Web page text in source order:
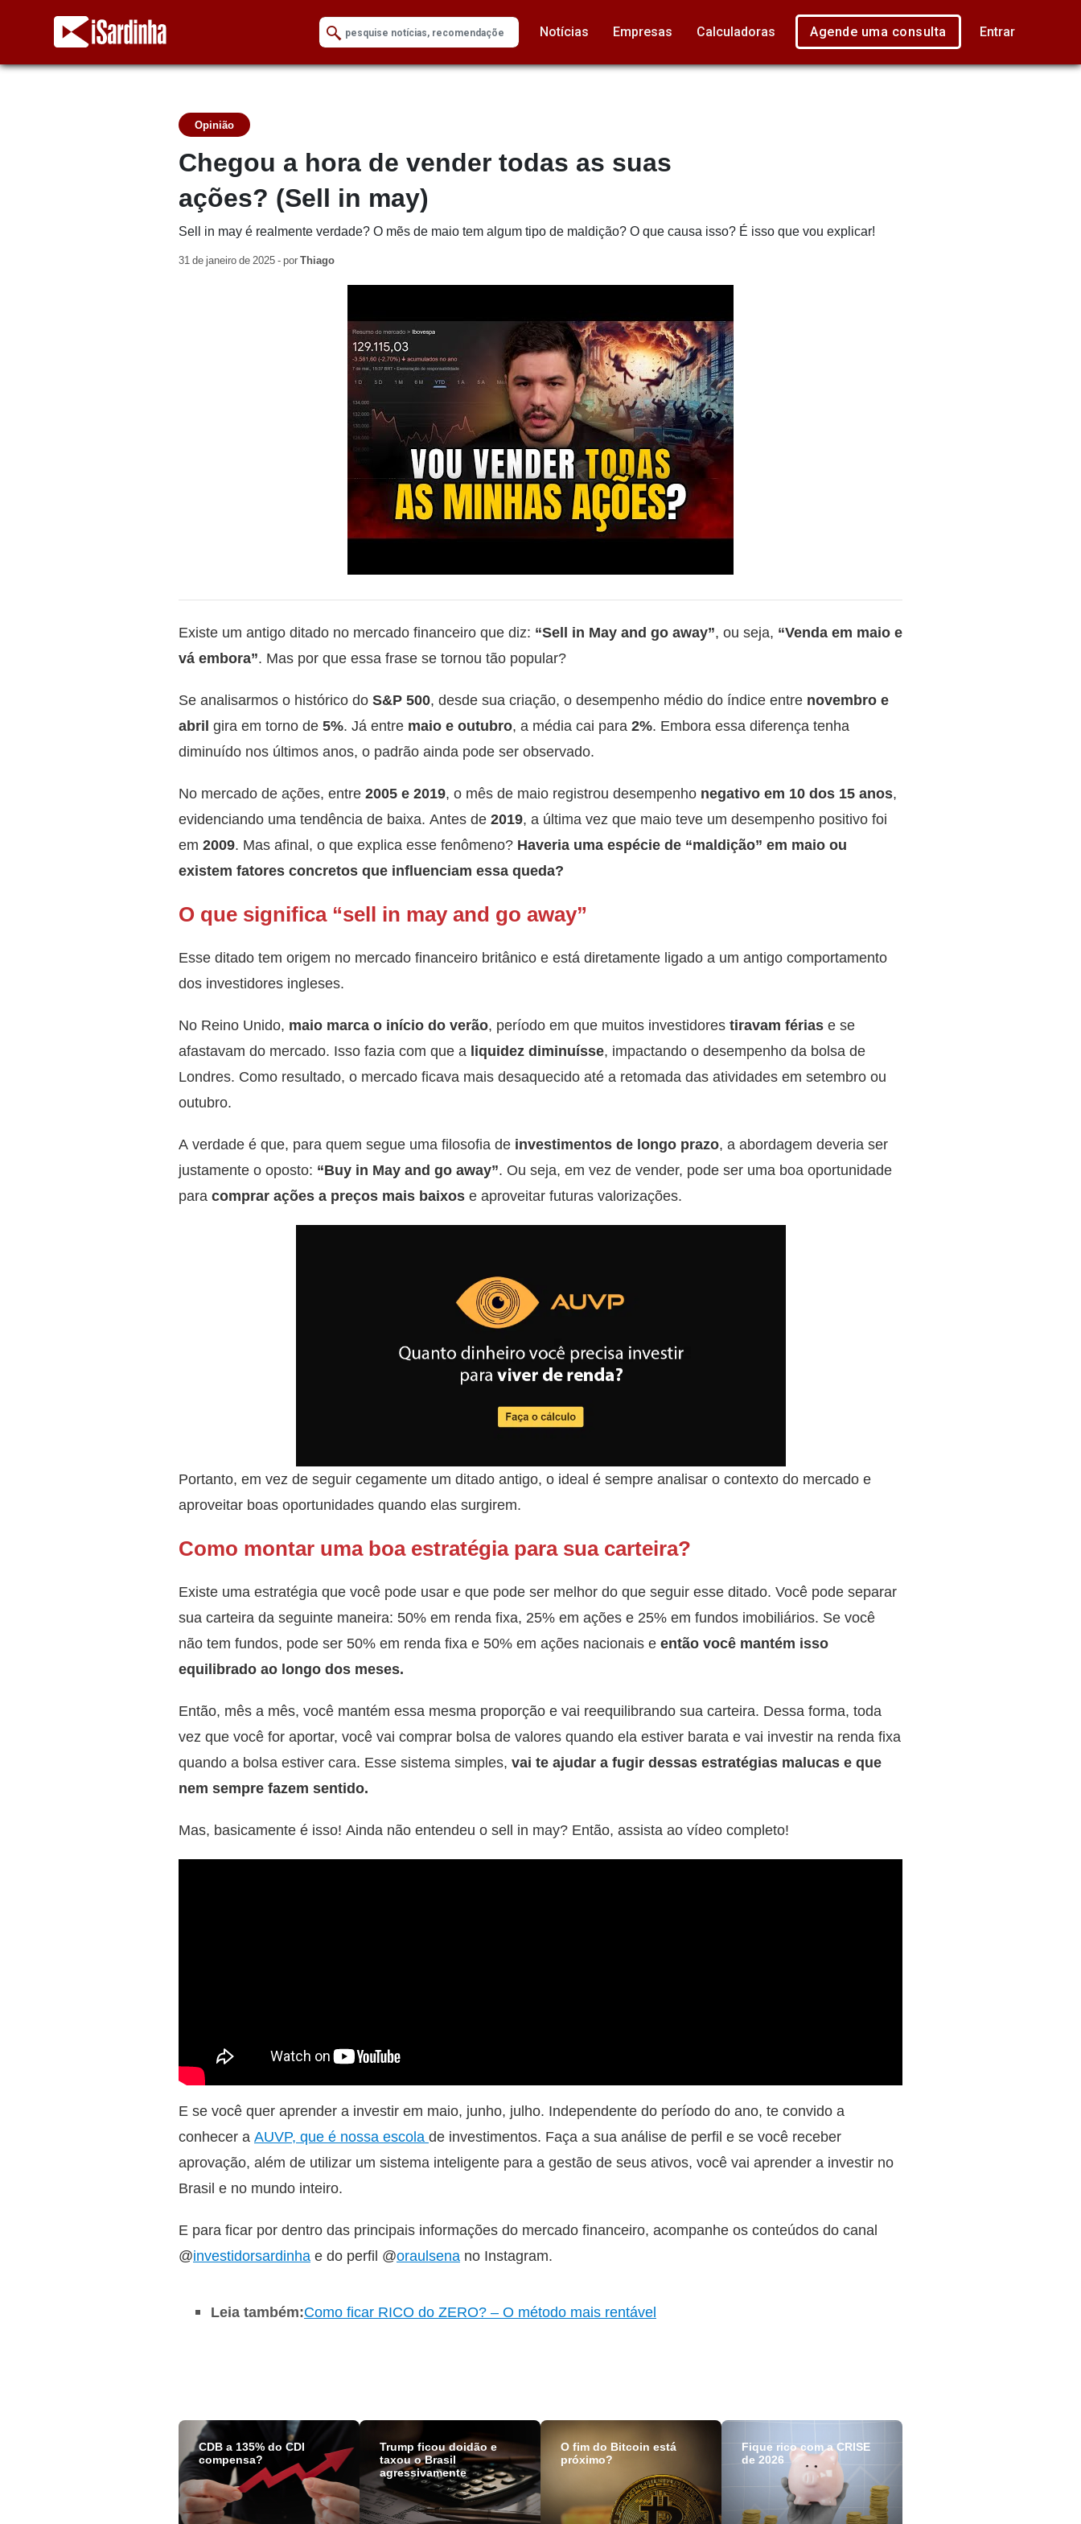
Notícias Empresas Calculadoras Agende uma consulta Entrar
Opinião
Chegou a hora de vender todas as suas
ações? (Sell in may)
Sell in may é realmente verdade? O mẽs de maio tem algum tipo de maldição? O que causa isso? É isso que vou explicar!
31 de janeiro de 2025 - porThiago
Existe um antigo ditado no mercado financeiro que diz: “Sell in May and go away”, ou seja, “Venda em maio e
vá embora”. Mas por que essa frase se tornou tão popular?
Se analisarmos o histórico do S&P 500, desde sua criação, o desempenho médio do índice entre novembro e
abril gira em torno de 5%. Já entre maio e outubro, a média cai para 2%. Embora essa diferença tenha
diminuído nos últimos anos, o padrão ainda pode ser observado.
No mercado de ações, entre 2005 e 2019, o mês de maio registrou desempenho negativo em 10 dos 15 anos,
evidenciando uma tendência de baixa. Antes de 2019, a última vez que maio teve um desempenho positivo foi
em 2009. Mas afinal, o que explica esse fenômeno? Haveria uma espécie de “maldição” em maio ou
existem fatores concretos que influenciam essa queda?
O que significa “sell in may and go away”
Esse ditado tem origem no mercado financeiro britânico e está diretamente ligado a um antigo comportamento
dos investidores ingleses.
No Reino Unido, maio marca o início do verão, período em que muitos investidores tiravam férias e se
afastavam do mercado. Isso fazia com que a liquidez diminuísse, impactando o desempenho da bolsa de
Londres. Como resultado, o mercado ficava mais desaquecido até a retomada das atividades em setembro ou
outubro.
A verdade é que, para quem segue uma filosofia de investimentos de longo prazo, a abordagem deveria ser
justamente o oposto: “Buy in May and go away”. Ou seja, em vez de vender, pode ser uma boa oportunidade
para comprar ações a preços mais baixos e aproveitar futuras valorizações.
Portanto, em vez de seguir cegamente um ditado antigo, o ideal é sempre analisar o contexto do mercado e
aproveitar boas oportunidades quando elas surgirem.
Como montar uma boa estratégia para sua carteira?
Existe uma estratégia que você pode usar e que pode ser melhor do que seguir esse ditado. Você pode separar
sua carteira da seguinte maneira: 50% em renda fixa, 25% em ações e 25% em fundos imobiliários. Se você
não tem fundos, pode ser 50% em renda fixa e 50% em ações nacionais e então você mantém isso
equilibrado ao longo dos meses.
Então, mês a mês, você mantém essa mesma proporção e vai reequilibrando sua carteira. Dessa forma, toda
vez que você for aportar, você vai comprar bolsa de valores quando ela estiver barata e vai investir na renda fixa
quando a bolsa estiver cara. Esse sistema simples, vai te ajudar a fugir dessas estratégias malucas e que
nem sempre fazem sentido.
Mas, basicamente é isso! Ainda não entendeu o sell in may? Então, assista ao vídeo completo!
E se você quer aprender a investir em maio, junho, julho. Independente do período do ano, te convido a
conhecer a AUVP, que é nossa escola de investimentos. Faça a sua análise de perfil e se você receber
aprovação, além de utilizar um sistema inteligente para a gestão de seus ativos, você vai aprender a investir no
Brasil e no mundo inteiro.
E para ficar por dentro das principais informações do mercado financeiro, acompanhe os conteúdos do canal
@investidorsardinha e do perfil @oraulsena no Instagram.
Leia também:Como ficar RICO do ZERO? – O método mais rentável
CDB a 135% do CDI
compensa?
Trump ficou doidão e
taxou o Brasil
agressivamente
O fim do Bitcoin está
próximo?
Fique rico com a CRISE
de 2026